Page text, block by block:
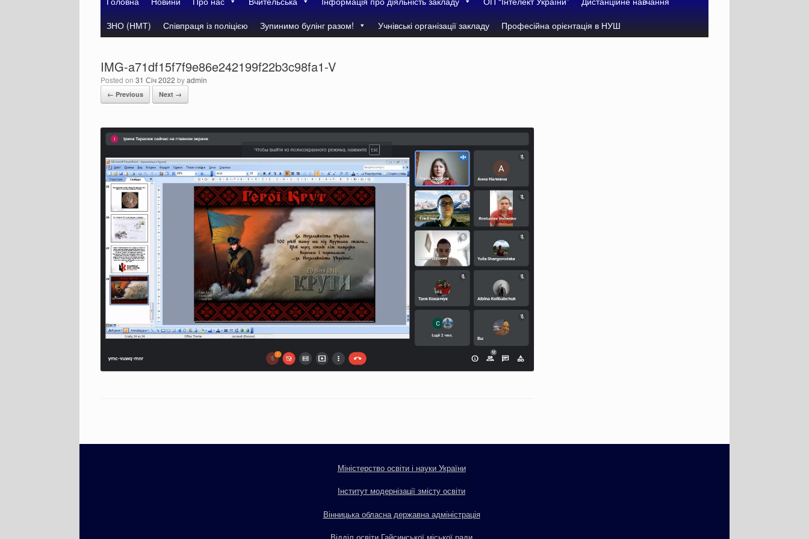
ЗНО (НМТ)
Співпраця із поліцією Зупинимо булінг разом! Учнівські організації закладу Професійна орієнтація в НУШ
IMG-a71df15f7f9e86e242199f22b3c98fa1-V
Posted on 31 Січ 2022 byadmin
← Previous Next →
Міністерство освіти і науки України
Інститут модернізації змісту освіти
Вінницька обласна державна адміністрація